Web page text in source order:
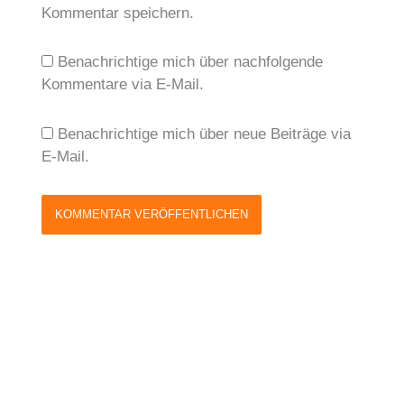
Kommentar speichern.
Benachrichtige mich über nachfolgende
Kommentare via E-Mail.
Benachrichtige mich über neue Beiträge via
E-Mail.